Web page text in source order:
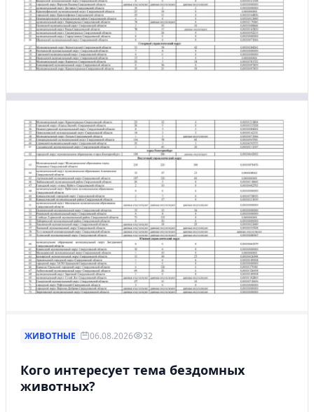
ЖИВОТНЫЕ 06.08.2026 32
Кого интересует тема бездомных
животных?